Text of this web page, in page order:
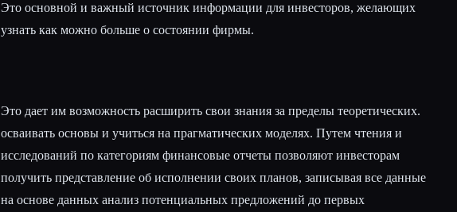
Это основной и важный источник информации для инвесторов, желающих
узнать как можно больше о состоянии фирмы.
Это дает им возможность расширить свои знания за пределы теоретических.
осваивать основы и учиться на прагматических моделях. Путем чтения и
исследований по категориям финансовые отчеты позволяют инвесторам
получить представление об исполнении своих планов, записывая все данные
на основе данных анализ потенциальных предложений до первых